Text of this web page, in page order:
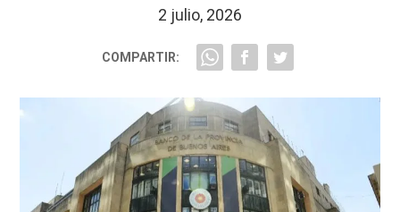
2 julio, 2026
COMPARTIR: